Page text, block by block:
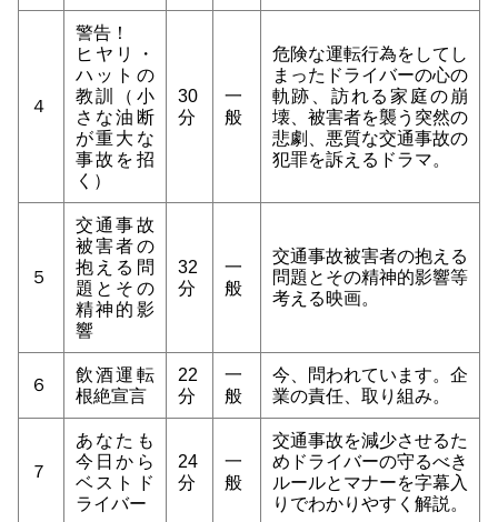
４
警告！
ヒヤリ・
ハットの
教訓（小
さな油断
が重大な
事故を招
く）
30
分
一
般
危険な運転行為をしてし
まったドライバーの心の
軌跡、訪れる家庭の崩
壊、被害者を襲う突然の
悲劇、悪質な交通事故の
犯罪を訴えるドラマ。
５
交通事故
被害者の
抱える問
題とその
精神的影
響
32
分
一
般
交通事故被害者の抱える
問題とその精神的影響等
考える映画。
６
飲酒運転
根絶宣言
22
分
一
般
今、問われています。企
業の責任、取り組み。
７
あなたも
今日から
ベストド
ライバー
24
分
一
般
交通事故を減少させるた
めドライバーの守るべき
ルールとマナーを字幕入
りでわかりやすく解説。